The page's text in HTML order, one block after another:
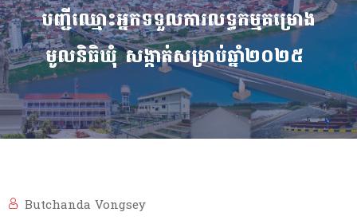
បញ្ជីឈ្មោះអ្នកទទួលការលទ្ធកម្មគម្រោង
មូលនិធិឃុំ សង្កាត់សម្រាប់ឆ្នាំ២០២៥
Butchanda Vongsey